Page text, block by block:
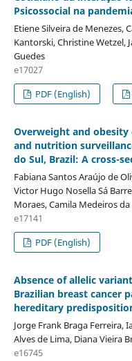
Psicossocial na
Etiene Silveira de Menezes,
Kantorski, Christine Wetzel,
Guedes
e17027
PDF (English)
Overweight and
and nutrition
do Sul, Brazil: A cross-
Fabiana Santos Araújo de
Victor Hugo Nosella Sá
Moraes, Camila Medeiros
e17141
PDF (English)
Absence of allelic
Brazilian breast cancer
hereditary
Jorge Frank Braga Ferreira,
Alves de Lima, Diana Vieira
e16745